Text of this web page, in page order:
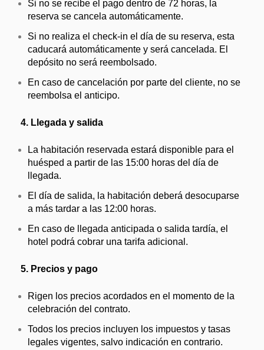
Si no se recibe el pago dentro de 72 horas, la
reserva se cancela automáticamente.
Si no realiza el check-in el día de su reserva, esta
caducará automáticamente y será cancelada. El
depósito no será reembolsado.
En caso de cancelación por parte del cliente, no se
reembolsa el anticipo.
4. Llegada y salida
La habitación reservada estará disponible para el
huésped a partir de las 15:00 horas del día de
llegada.
El día de salida, la habitación deberá desocuparse
a más tardar a las 12:00 horas.
En caso de llegada anticipada o salida tardía, el
hotel podrá cobrar una tarifa adicional.
5. Precios y pago
Rigen los precios acordados en el momento de la
celebración del contrato.
Todos los precios incluyen los impuestos y tasas
legales vigentes, salvo indicación en contrario.